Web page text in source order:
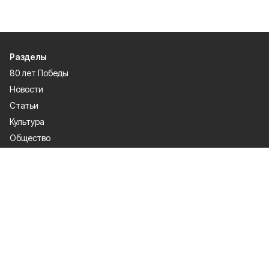
Разделы
80 лет Победы
Новости
Статьи
Культура
Общество